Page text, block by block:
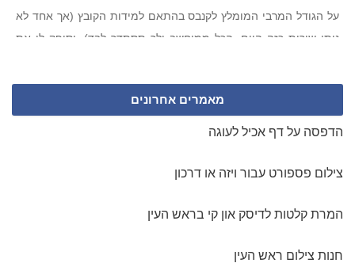
על הגודל המרבי המומלץ לקנבס בהתאם למידות הקובץ (אך אחד לא
נותן שירות כזה היום, הכל ממוחשב ולך תסתדר לבד), וסיפק לי את
אמיתי. שירות שהרגיש לי כמו פעם... אבל ממש. ממליצה בחום ומכל
דניאל מכפר סבא
הזמנתי קנבס ענק לכבוד יום ההולדת של בעלי, הצוות המקצועי שלכם
מבלי שאפילו הייתי צריכה לשלם דמי משלוח! תודה רבה!! שירה
מאמרים אחרונים
הדפסה על דף אכיל לעוגה
צילום פספורט עבור ויזה או דרכון
המרת קלטות לדיסק און קי בראש העין
חנות צילום ראש העין